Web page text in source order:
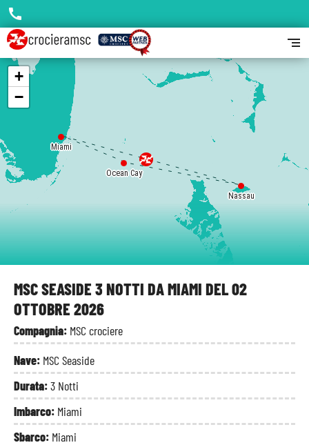
MSC SEASIDE 3 NOTTI DA MIAMI DEL 02
OTTOBRE 2026
Compagnia: MSC crociere
Nave: MSC Seaside
Durata:3 Notti
Imbarco: Miami
Sbarco: Miami
Miami
Nassau
Ocean Cay
+
−
call
segment